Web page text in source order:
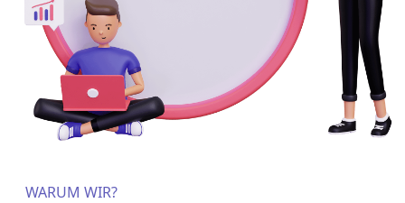
WARUM WIR?